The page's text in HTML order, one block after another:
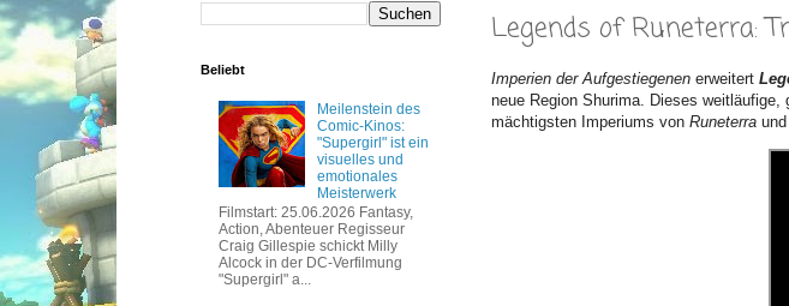
Legends of Runeterra:
Imperien der Aufgestiegenen erweitert
neue Region Shurima. Dieses
mächtigsten Imperiums von Runeterra
Beliebt
Meilenstein des
Comic-Kinos:
"Supergirl" ist ein
visuelles und
emotionales
Meisterwerk
Filmstart: 25.06.2026 Fantasy,
Action, Abenteuer Regisseur
Craig Gillespie schickt Milly
Alcock in der DC-Verfilmung
"Supergirl" a...